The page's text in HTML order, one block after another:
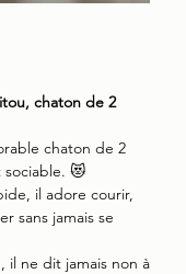
chaton de 2
chaton de 2
😻
il adore courir,
sans jamais se
ne dit jamais non à